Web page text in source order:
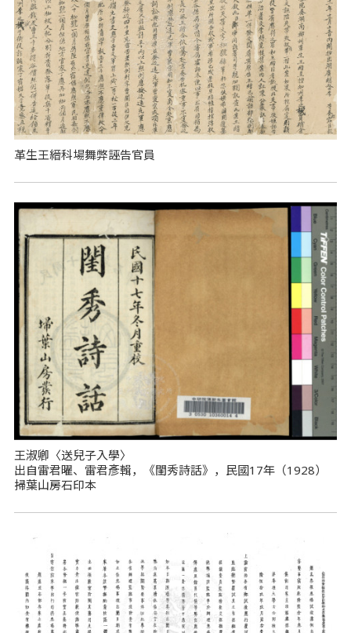
革生王縉科場舞弊誣告官員
王淑卿〈送兒子入學〉
出自雷君曜、雷君彥輯，《閨秀詩話》，民國17年（1928）
掃葉山房石印本